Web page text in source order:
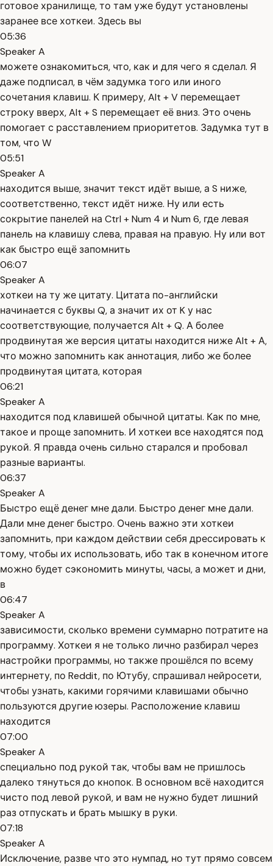
готовое хранилище, то там уже будут установлены
заранее все хоткеи. Здесь вы
05:36
Speaker A
можете ознакомиться, что, как и для чего я сделал. Я
даже подписал, в чём задумка того или иного
сочетания клавиш. К примеру, Alt + V перемещает
строку вверх, Alt + S перемещает её вниз. Это очень
помогает с расставлением приоритетов. Задумка тут в
том, что W
05:51
Speaker A
находится выше, значит текст идёт выше, а S ниже,
соответственно, текст идёт ниже. Ну или есть
сокрытие панелей на Ctrl + Num 4 и Num 6, где левая
панель на клавишу слева, правая на правую. Ну или вот
как быстро ещё запомнить
06:07
Speaker A
хоткеи на ту же цитату. Цитата по-английски
начинается с буквы Q, а значит их от K у нас
соответствующие, получается Alt + Q. А более
продвинутая же версия цитаты находится ниже Alt + А,
что можно запомнить как аннотация, либо же более
продвинутая цитата, которая
06:21
Speaker A
находится под клавишей обычной цитаты. Как по мне,
такое и проще запомнить. И хоткеи все находятся под
рукой. Я правда очень сильно старался и пробовал
разные варианты.
06:37
Speaker A
Быстро ещё денег мне дали. Быстро денег мне дали.
Дали мне денег быстро. Очень важно эти хоткеи
запомнить, при каждом действии себя дрессировать к
тому, чтобы их использовать, ибо так в конечном итоге
можно будет сэкономить минуты, часы, а может и дни,
в
06:47
Speaker A
зависимости, сколько времени суммарно потратите на
программу. Хоткеи я не только лично разбирал через
настройки программы, но также прошёлся по всему
интернету, по Reddit, по Ютубу, спрашивал нейросети,
чтобы узнать, какими горячими клавишами обычно
пользуются другие юзеры. Расположение клавиш
находится
07:00
Speaker A
специально под рукой так, чтобы вам не пришлось
далеко тянуться до кнопок. В основном всё находится
чисто под левой рукой, и вам не нужно будет лишний
раз отпускать и брать мышку в руки.
07:18
Speaker A
Исключение, разве что это нумпад, но тут прямо совсем